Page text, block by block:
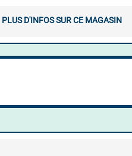
PLUS D'INFOS SUR CE MAGASIN